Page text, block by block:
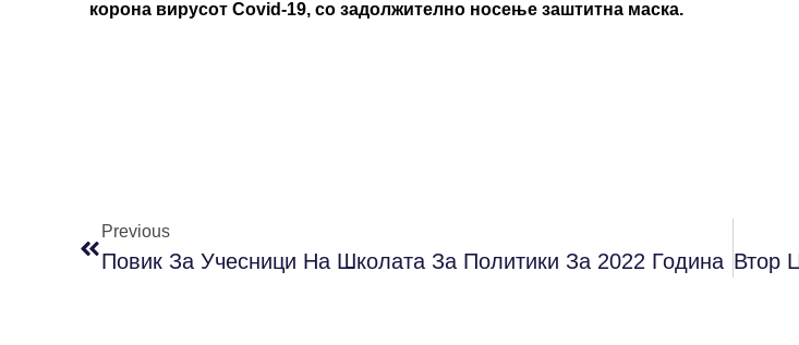
корона вирусот Covid-19, со задолжително носење заштитна маска.
Previous
Повик За Учесници На Школата За Политики За 2022 Година